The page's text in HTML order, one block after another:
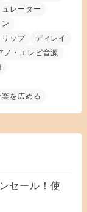
レーター
リップ
ディレイ
ノ・エレピ音源
楽を広める
セール！使